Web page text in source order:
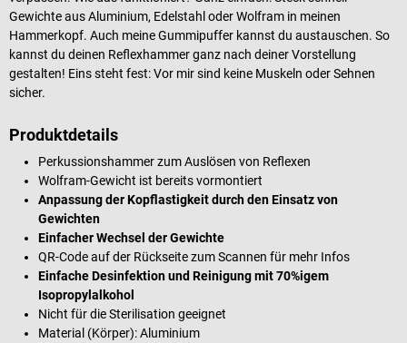
Gewichte aus Aluminium, Edelstahl oder Wolfram in meinen
Hammerkopf. Auch meine Gummipuffer kannst du austauschen. So
kannst du deinen Reflexhammer ganz nach deiner Vorstellung
gestalten! Eins steht fest: Vor mir sind keine Muskeln oder Sehnen
sicher.
Produktdetails
Perkussionshammer zum Auslösen von Reflexen
Wolfram-Gewicht ist bereits vormontiert
Anpassung der Kopflastigkeit durch den Einsatz von
Gewichten
Einfacher Wechsel der Gewichte
QR-Code auf der Rückseite zum Scannen für mehr Infos
Einfache Desinfektion und Reinigung mit 70%igem
Isopropylalkohol
Nicht für die Sterilisation geeignet
Material (Körper): Aluminium